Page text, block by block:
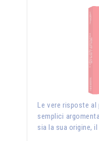
Le vere risposte al
semplici
sia la sua origine,